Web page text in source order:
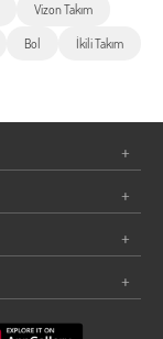
Vizon Takım
Bol İkili Takım
+
+
+
+